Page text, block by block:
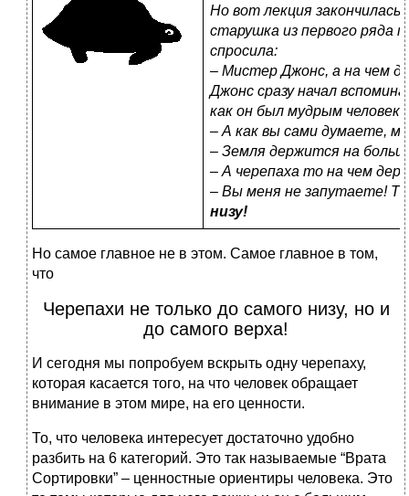
Но вот лекция
старушка из первого ряда
спросила:
– Мистер Джонс, а на чем
Джонс сразу начал
как он был мудрым
– А как вы сами думаете,
– Земля держится на
– А черепаха то на чем
– Вы меня не запутаете!
низу!
Но самое главное не в этом. Самое главное в том,
что
Черепахи не только до самого низу, но и
до самого верха!
И сегодня мы попробуем вскрыть одну черепаху,
которая касается того, на что человек обращает
внимание в этом мире, на его ценности.
То, что человека интересует достаточно удобно
разбить на 6 категорий. Это так называемые “Врата
Сортировки” – ценностные ориентиры человека. Это